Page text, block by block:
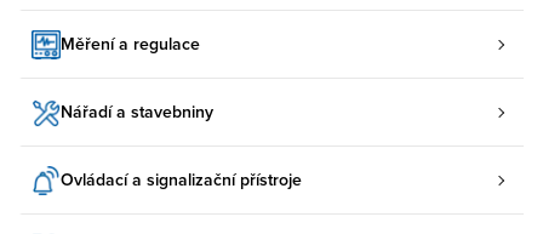
Měření a regulace
Nářadí a stavebniny
Ovládací a signalizační přístroje